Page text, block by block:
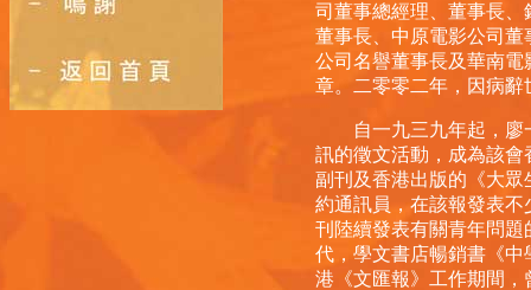
司董事總經理、董事長
董事長、中原電影公司
公司名譽董事長及華南
章。二零零二年，因病辭
自一九三九年起，廖一
訊的徵文活動，成為該
副刊及香港出版的《大
約通訊員，在該報發表
刊陸續發表有關青年問
代，學文書店暢銷書《
港《文匯報》工作期間，